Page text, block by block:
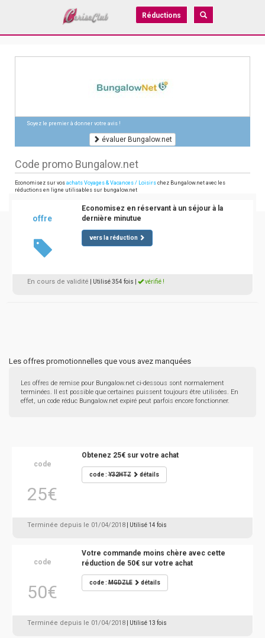
Réductions
Soyez le premier à donner votre avis !
évaluer Bungalow.net
Code promo Bungalow.net
Economisez sur vos achats Voyages & Vacances / Loisirs chez Bungalow.net avec les
réductions en ligne utilisables sur bungalow.net
offre
Economisez en réservant à un séjour à la
dernière minutue
vers la réduction
En cours de validité | Utilisé 354 fois vérifié !
Les offres promotionnelles que vous avez manquées
Les offres de remise pour Bungalow.net ci-dessous sont normalement
terminées. Il est possible que certaines puissent toujours être utilisées. En
effet, un code réduc Bungalow.net expiré peut parfois encore fonctionner.
code
25€
Obtenez 25€ sur votre achat
code :Y32HTZ détails
Terminée depuis le 01/04/2018 | Utilisé 14 fois
code
50€
Votre commande moins chère avec cette
réduction de 50€ sur votre achat
code :MGDZLE détails
Terminée depuis le 01/04/2018 | Utilisé 13 fois